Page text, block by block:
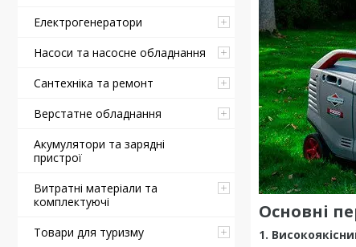
Електрогенератори
Насоси та насосне обладнання
Сантехніка та ремонт
Верстатне обладнання
Акумулятори та зарядні
пристрої
Витратні матеріали та
комплектуючі
Товари для туризму
Основні
1.